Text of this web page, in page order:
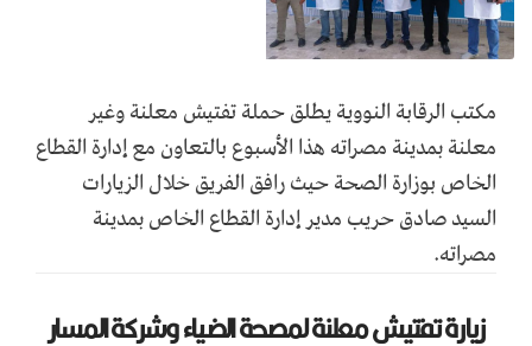
مكتب الرقابة النووية يطلق حملة تفتيش معلنة وغير
معلنة بمدينة مصراته هذا الأسبوع بالتعاون مع إدارة القطاع
الخاص بوزارة الصحة حيث رافق الفريق خلال الزيارات
السيد صادق حريب مدير إدارة القطاع الخاص بمدينة
مصراته.
زيارة تفتيش معلنة لمصحة الضياء وشركة المسار